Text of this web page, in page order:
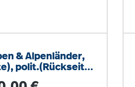
& Alpenländer,
polit.(Rückseite),
Preis: